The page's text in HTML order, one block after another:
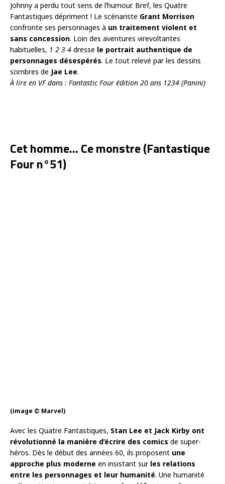
Johnny a perdu tout sens de l’humour. Bref, les Quatre
Fantastiques dépriment ! Le scénariste Grant Morrison
confronte ses personnages à un traitement violent et
sans concession. Loin des aventures virevoltantes
habituelles, 1 2 3 4 dresse le portrait authentique de
personnages désespérés. Le tout relevé par les dessins
sombres de Jae Lee.
À lire en VF dans : Fantastic Four édition 20 ans 1234 (Panini)
Cet homme… Ce monstre (Fantastique
Four n°51)
(image © Marvel)
Avec les Quatre Fantastiques, Stan Lee et Jack Kirby ont
révolutionné la manière d’écrire des comics de super-
héros. Dès le début des années 60, ils proposent une
approche plus moderne en insistant sur les relations
entre les personnages et leur humanité. Une humanité